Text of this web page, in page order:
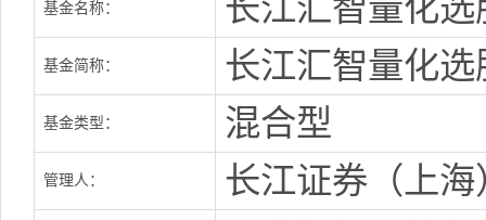
基金名称： 长江汇智量化
基金简称： 长江汇智量化
基金类型： 混合型
管理人： 长江证券（上